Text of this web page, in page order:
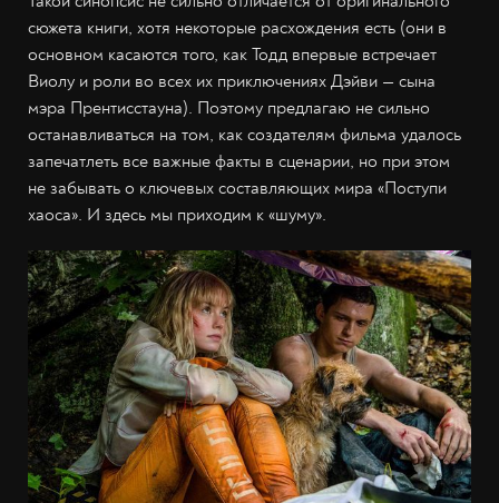
сюжета книги, хотя некоторые расхождения есть (они в
основном касаются того, как Тодд впервые встречает
Виолу и роли во всех их приключениях Дэйви — сына
мэра Прентисстауна). Поэтому предлагаю не сильно
останавливаться на том, как создателям фильма удалось
запечатлеть все важные факты в сценарии, но при этом
не забывать о ключевых составляющих мира «Поступи
хаоса». И здесь мы приходим к «шуму».